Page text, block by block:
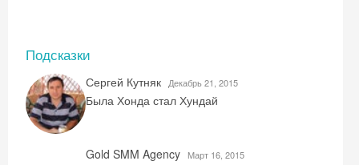
Подсказки
Сергей Кутняк Декабрь 21, 2015
Была Хонда стал Хундай
Gold SMM Agency Mарт 16, 2015
Скидка −5%
Хочешь дешевле? Оставь почту и получи